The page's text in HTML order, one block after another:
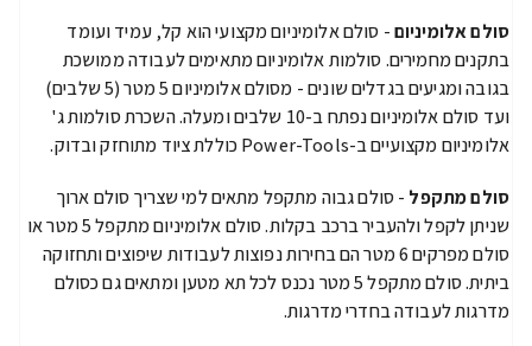
סולם אלומיניום- סולם אלומיניום מקצועי הוא קל, עמיד ועומד
בתקנים מחמירים. סולמות אלומיניום מתאימים לעבודה ממושכת
בגובה ומגיעים בגדלים שונים - מסולם אלומיניום 5 מטר (5 שלבים)
ועד סולם אלומיניום נפתח ב-10 שלבים ומעלה. השכרת סולמות ג'
אלומיניום מקצועיים ב-Power-Tools כוללת ציוד מתוחזק ובדוק.
סולם מתקפל - סולם גבוה מתקפל מתאים למי שצריך סולם ארוך
שניתן לקפל ולהעביר ברכב בקלות. סולם אלומיניום מתקפל 5 מטר או
סולם מפרקים 6 מטר הם בחירות נפוצות לעבודות שיפוצים ותחזוקה
ביתית. סולם מתקפל 5 מטר נכנס לכל תא מטען ומתאים גם כסולם
מדרגות לעבודה בחדרי מדרגות.